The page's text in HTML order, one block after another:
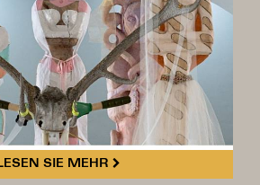
LESEN SIE MEHR